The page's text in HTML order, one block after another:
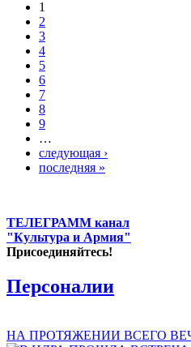
1
2
3
4
5
6
7
8
9
…
следующая ›
последняя »
ТЕЛЕГРАММ канал
"Культура и Армия"
Присоединяйтесь!
Персоналии
НА ПРОТЯЖЕНИИ ВСЕГО